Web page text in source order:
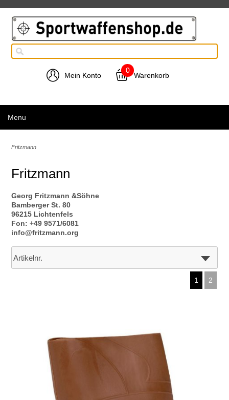
Mein Konto
0
Warenkorb
Menu
Fritzmann
Fritzmann
Georg Fritzmann &Söhne
Bamberger St. 80
96215 Lichtenfels
Fon: +49 9571/6081
info@fritzmann.org
1 2